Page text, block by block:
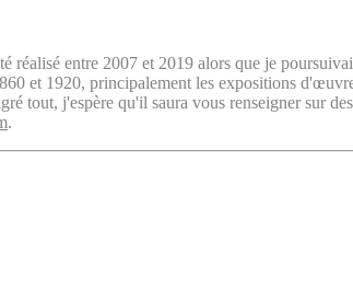
entre 2007 et 2019 alors que je
et 1920, principalement les expositions
tout, j'espère qu'il saura vous renseigner sur
.